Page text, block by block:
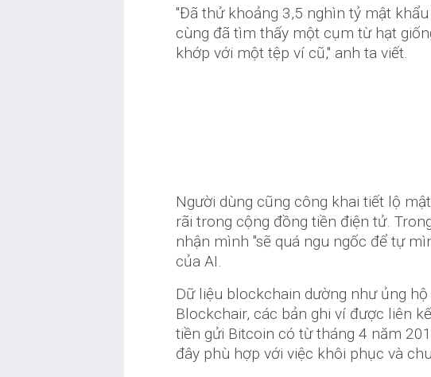
"Đã thử khoảng 3,5 nghìn tỷ mật
cùng đã tìm thấy một cụm từ hạt
khớp với một tệp ví cũ," anh ta viết.
Người dùng cũng công khai tiết lộ
rãi trong cộng đồng tiền điện tử.
nhận mình "sẽ quá ngu ngốc để tự
của AI.
Dữ liệu blockchain dường như ủng
Blockchair, các bản ghi ví được liên
tiền gửi Bitcoin có từ tháng 4 năm
đây phù hợp với việc khôi phục và